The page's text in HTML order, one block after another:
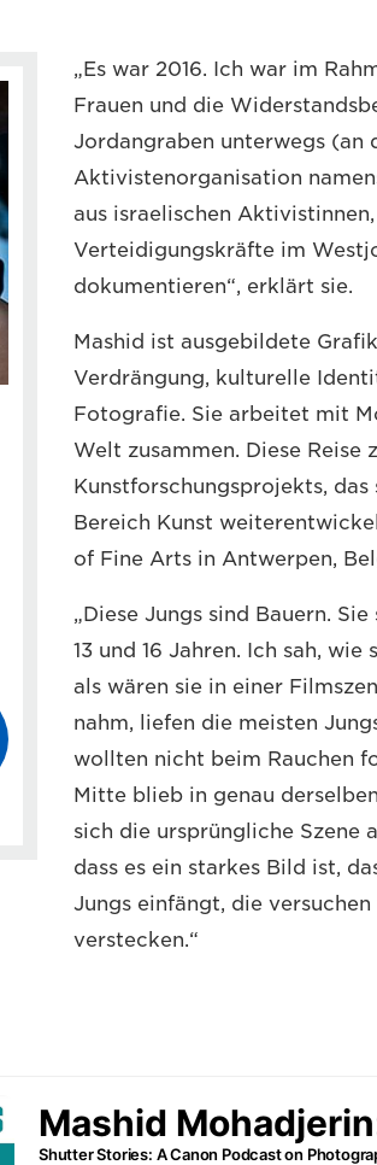
„Es war 2016. Ich war im
Frauen und die
Jordangraben unterwegs (an
Aktivistenorganisation
aus israelischen
Verteidigungskräfte im
dokumentieren“, erklärt sie.
Mashid ist ausgebildete
Verdrängung, kulturelle
Fotografie. Sie arbeitet mit
Welt zusammen. Diese Reise
Kunstforschungsprojekts,
Bereich Kunst
of Fine Arts in Antwerpen,
„Diese Jungs sind Bauern.
13 und 16 Jahren. Ich sah,
als wären sie in einer
nahm, liefen die meisten
wollten nicht beim Rauchen
Mitte blieb in genau
sich die ursprüngliche Szene
dass es ein starkes Bild ist,
Jungs einfängt, die
verstecken.“